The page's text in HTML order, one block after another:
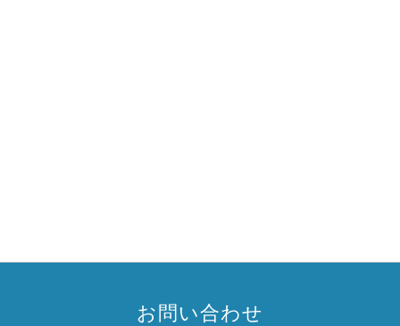
お問い合わせ